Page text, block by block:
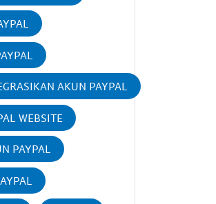
AKUN PAYPAL
WEBSITE
PAYPAL